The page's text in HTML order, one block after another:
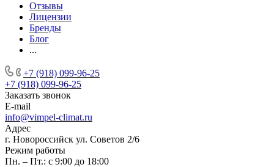
Отзывы
Лицензии
Бренды
Блог
...
+7 (918) 099-96-25
+7 (918) 099-96-25
Заказать звонок
E-mail
info@vimpel-climat.ru
Адрес
г. Новороссийск ул. Советов 2/6
Режим работы
Пн. – Пт.: с 9:00 до 18:00